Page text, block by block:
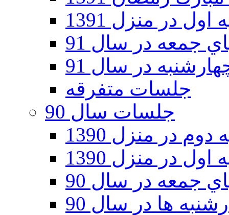
در منزل 1391
جمعه در سال 91
در سال 91
جلسات متفرقه
جلسات سال 90
در منزل 1390
در منزل 1390
جمعه در سال 90
ها در سال 90